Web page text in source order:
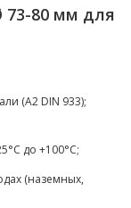
73-80 мм для
(A2 DIN 933);
до +100°С;
(наземных,